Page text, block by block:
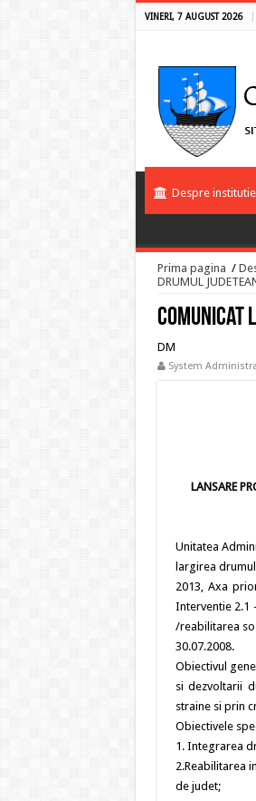
VINERI, 7 AUGUST 2026
Despre institutie
Prima pagina /
DRUMUL
Comunicat
DM
System
LANSARE
Unitatea
largirea
2013, Axa
Interventie 2.1
/reabilitarea
30.07.2008.
Obiectivul
si dezvoltarii
straine si prin
Obiectivele
1. Integrarea
2.Reabilitarea
de judet;